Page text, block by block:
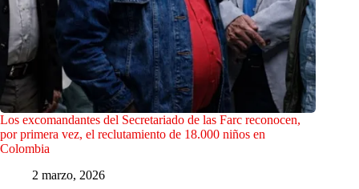
Los excomandantes del Secretariado de las Farc reconocen,
por primera vez, el reclutamiento de 18.000 niños en
Colombia
2 marzo, 2026